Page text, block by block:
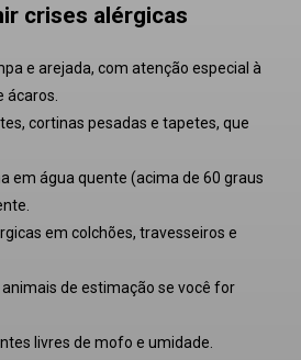
crises alérgicas
e arejada, com atenção especial à
ácaros.
cortinas pesadas e tapetes, que
em água quente (acima de 60 graus
em colchões, travesseiros e
de estimação se você for
livres de mofo e umidade.